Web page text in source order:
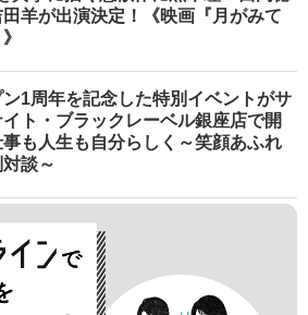
羊が出演決定！《映画『月がみて
ン1周年を記念した特別イベントがサ
ト・ブラックレーベル銀座店で開
も人生も自分らしく～笑顔あふれ
談～